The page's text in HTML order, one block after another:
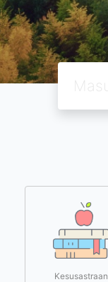
Kesusastraan